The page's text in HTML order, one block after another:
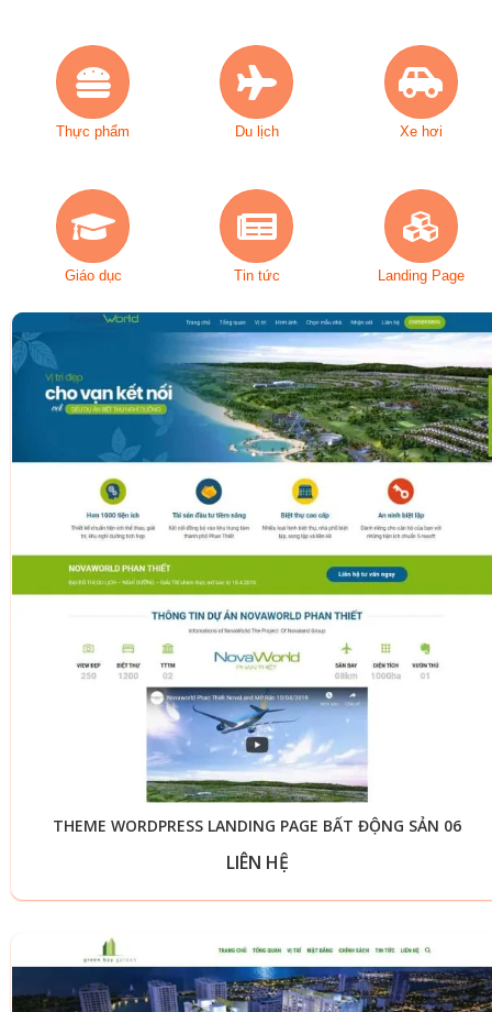
Thực phẩm Du lịch Xe hơi
Giáo dục Tin tức Landing Page
THEME WORDPRESS LANDING PAGE BẤT ĐỘNG SẢN 06
LIÊN HỆ